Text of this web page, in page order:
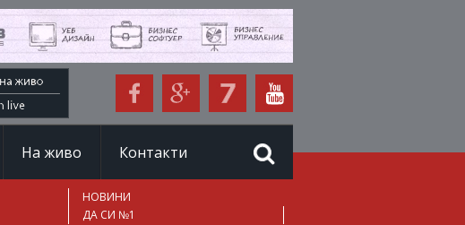
На живо Контакти
НОВИНИ
ДА СИ №1